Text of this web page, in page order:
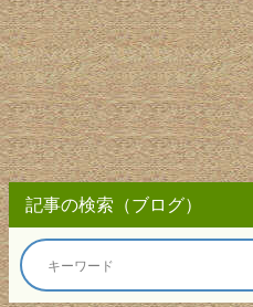
記事の検索（ブログ）